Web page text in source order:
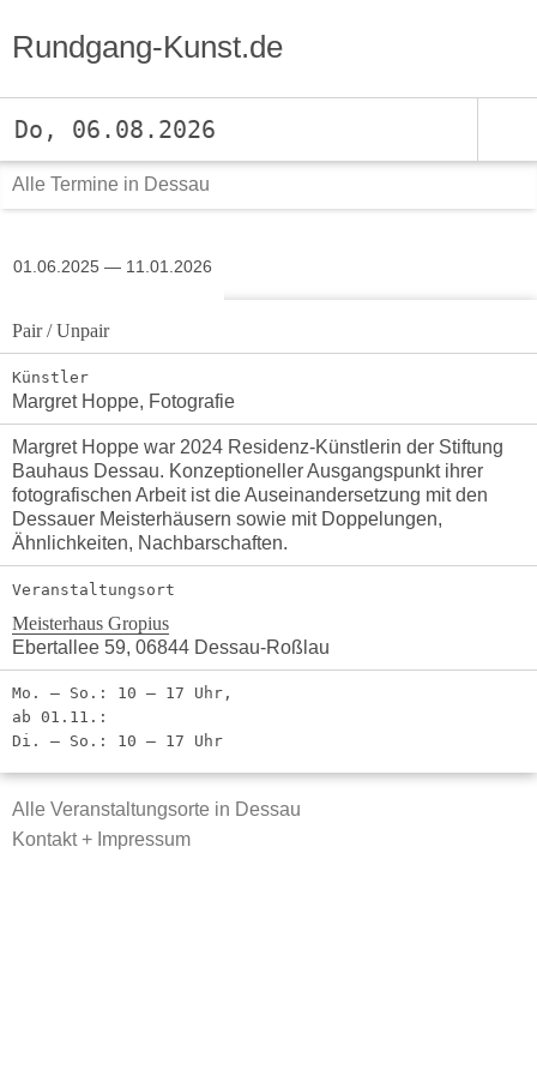
Rundgang-Kunst.de
Do, 06.08.2026
Alle Termine in Dessau
01.06.2025 — 11.01.2026
Pair / Unpair
Künstler
Margret Hoppe, Fotografie
Margret Hoppe war 2024 Residenz-Künstlerin der Stiftung
Bauhaus Dessau. Konzeptioneller Ausgangspunkt ihrer
fotografischen Arbeit ist die Auseinandersetzung mit den
Dessauer Meisterhäusern sowie mit Doppelungen,
Ähnlichkeiten, Nachbarschaften.
Veranstaltungsort
Meisterhaus Gropius
Ebertallee 59, 06844 Dessau-Roßlau
Mo. – So.: 10 – 17 Uhr,
ab 01.11.:
Di. – So.: 10 – 17 Uhr
Alle Veranstaltungsorte in Dessau
Kontakt + Impressum